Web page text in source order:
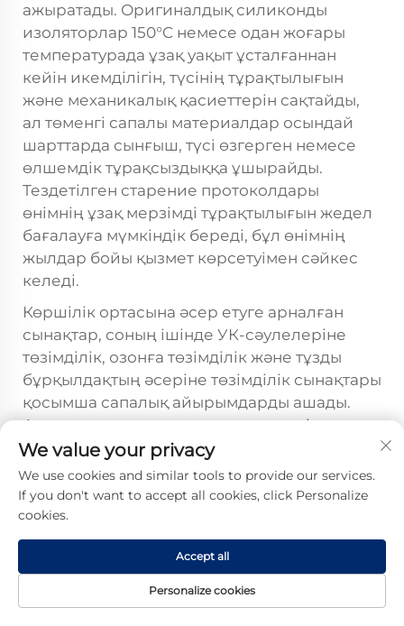
ажыратады. Оригиналдық силиконды
изоляторлар 150°C немесе одан жоғары
температурада ұзақ уақыт ұсталғаннан
кейін икемділігін, түсінің тұрақтылығын
және механикалық қасиеттерін сақтайды,
ал төменгі сапалы материалдар осындай
шарттарда сынғыш, түсі өзгерген немесе
өлшемдік тұрақсыздыққа ұшырайды.
Тездетілген старение протоколдары
өнімнің ұзақ мерзімді тұрақтылығын жедел
бағалауға мүмкіндік береді, бұл өнімнің
жылдар бойы қызмет көрсетуімен сәйкес
келеді.
Көршілік ортасына әсер етуге арналған
сынақтар, соның ішінде УК-сәулелеріне
төзімділік, озонға төзімділік және тұзды
бұрқылдақтың әсеріне төзімділік сынақтары
қосымша сапалық айырымдарды ашады.
Аутентикалық европалық стильдегі
кабельдік қосымша бұйымдар УК-
деградациясы мен озондық әсерге төзімді
болу үшін стабилдендірілген силиконды
құрамдардан жасалған, олар мыңдаған
сағат бойы үдеулендірілген көршілік
ортасына әсер еткеннен кейін де беткі
қабатының бүтіндігін және электрлік
қасиеттерін сақтайды. IEC 60587 стандарты
We value your privacy
We use cookies and similar tools to provide our services.
If you don't want to accept all cookies, click Personalize
cookies.
Personalize cookies
Accept all